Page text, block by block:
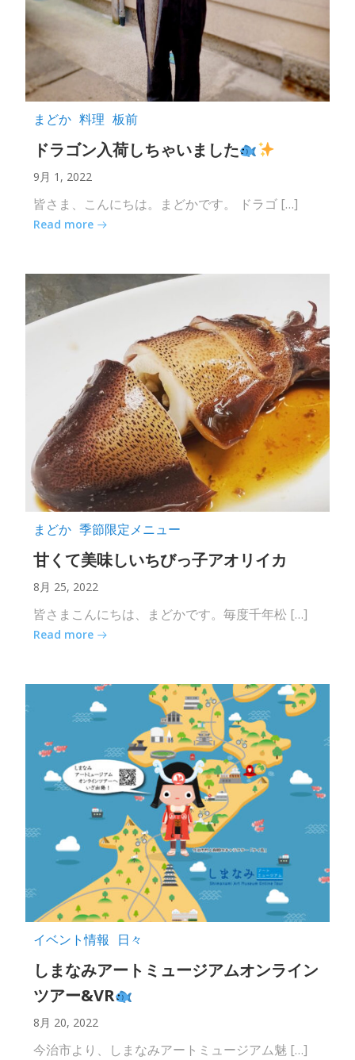
まどか 料理 板前
ドラゴン入荷しちゃいました
9月 1, 2022
皆さま、こんにちは。まどかです。 ドラゴ […]
Read more
まどか 季節限定メニュー
甘くて美味しいちびっ子アオリイカ
8月 25, 2022
皆さまこんにちは、まどかです。毎度千年松 […]
Read more
イベント情報 日々
しまなみアートミュージアムオンライン
ツアー&VR
8月 20, 2022
今治市より、しまなみアートミュージアム魅 […]